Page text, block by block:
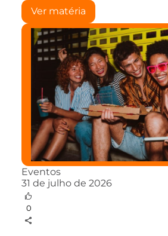
Ver matéria
Eventos
31 de julho de 2026
0